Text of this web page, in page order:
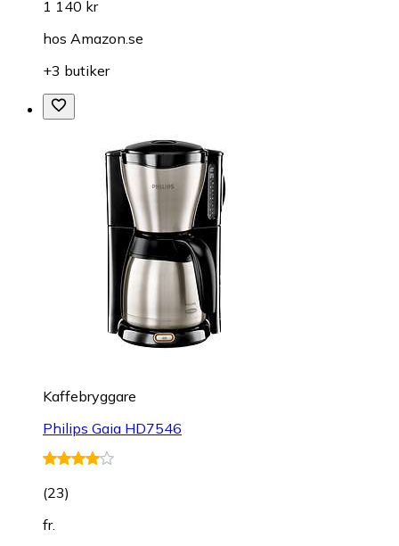
1 140 kr
hos Amazon.se
+3 butiker
Kaffebryggare
Philips Gaia HD7546
(23)
fr.